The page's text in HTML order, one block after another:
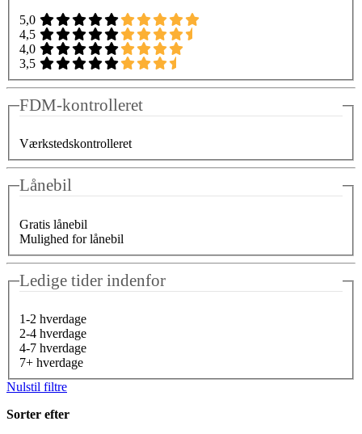
5,0
4,5
4,0
3,5
FDM-kontrolleret
Værkstedskontrolleret
Lånebil
Gratis lånebil
Mulighed for lånebil
Ledige tider indenfor
1-2 hverdage
2-4 hverdage
4-7 hverdage
7+ hverdage
Nulstil filtre
Sorter efter